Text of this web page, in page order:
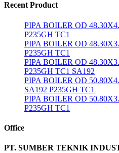
Recent Product
PIPA BOILER OD
P235GH TC1
PIPA BOILER OD
P235GH TC1
PIPA BOILER OD
P235GH TC1 SA192
PIPA BOILER OD
SA192 P235GH TC1
PIPA BOILER OD
P235GH TC1
Office
PT. SUMBER TEKNIK